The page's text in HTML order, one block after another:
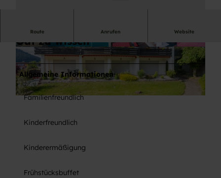
© BSW Schwarzwaldhotel
© BSW Schwarzwaldhotel © BSW Schwarzwaldhotel
Route Anrufen Website
Gut zu wissen
Allgemeine Informationen
Familienfreundlich
Kinderfreundlich
Kinderermäßigung
Frühstücksbuffet